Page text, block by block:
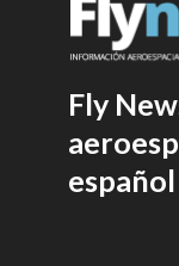
Fly
español